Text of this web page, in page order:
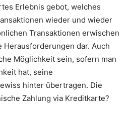
Erlebnis gebot, welches
wieder und wieder
Transaktionen erwischen
dar. Auch
Möglichkeit sein, sofern man
hat, seine
hinter übertragen. Die
Zahlung via Kreditkarte?